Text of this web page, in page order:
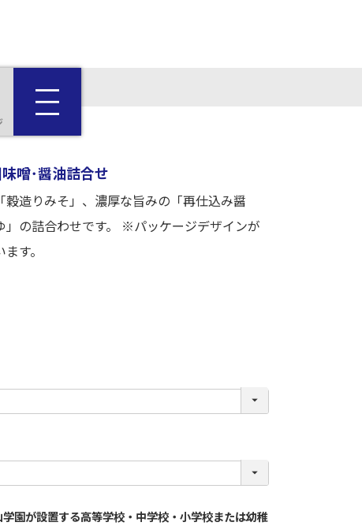
味噌･醤油詰合せ
造りみそ」、濃厚な旨みの「再仕込み醤
」の詰合わせです。 ※パッケージデザインが
す。
園が設置する高等学校・中学校・小学校または幼稚